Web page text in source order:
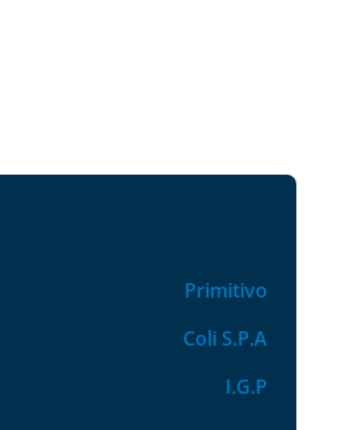
Primitivo
Coli S.P.A
I.G.P